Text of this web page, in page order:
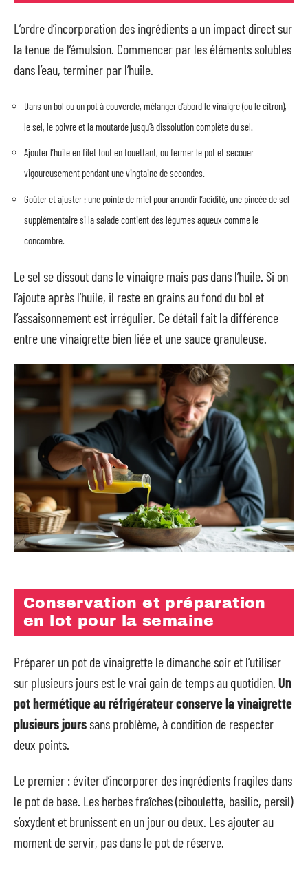
L’ordre d’incorporation des ingrédients a un impact direct sur
la tenue de l’émulsion. Commencer par les éléments solubles
dans l’eau, terminer par l’huile.
Dans un bol ou un pot à couvercle, mélanger d’abord le vinaigre (ou le citron),
le sel, le poivre et la moutarde jusqu’à dissolution complète du sel.
Ajouter l’huile en filet tout en fouettant, ou fermer le pot et secouer
vigoureusement pendant une vingtaine de secondes.
Goûter et ajuster : une pointe de miel pour arrondir l’acidité, une pincée de sel
supplémentaire si la salade contient des légumes aqueux comme le
concombre.
Le sel se dissout dans le vinaigre mais pas dans l’huile. Si on
l’ajoute après l’huile, il reste en grains au fond du bol et
l’assaisonnement est irrégulier. Ce détail fait la différence
entre une vinaigrette bien liée et une sauce granuleuse.
Conservation et préparation
en lot pour la semaine
Préparer un pot de vinaigrette le dimanche soir et l’utiliser
sur plusieurs jours est le vrai gain de temps au quotidien. Un
pot hermétique au réfrigérateur conserve la vinaigrette
plusieurs jourssans problème, à condition de respecter
deux points.
Le premier : éviter d’incorporer des ingrédients fragiles dans
le pot de base. Les herbes fraîches (ciboulette, basilic, persil)
s’oxydent et brunissent en un jour ou deux. Les ajouter au
moment de servir, pas dans le pot de réserve.